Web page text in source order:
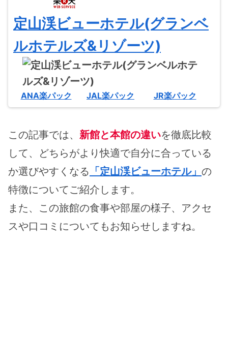
定山渓ビューホテル(グランベ
ルホテルズ&リゾーツ)
ANA楽パック JAL楽パック JR楽パック
この記事では、 新館と本館の違いを徹底比較
して、どちらがより快適で自分に合っている
か選びやすくなる 「定山渓ビューホテル」 の
特徴についてご紹介します。
また、この旅館の食事や部屋の様子、アクセ
スや口コミについてもお知らせしますね。